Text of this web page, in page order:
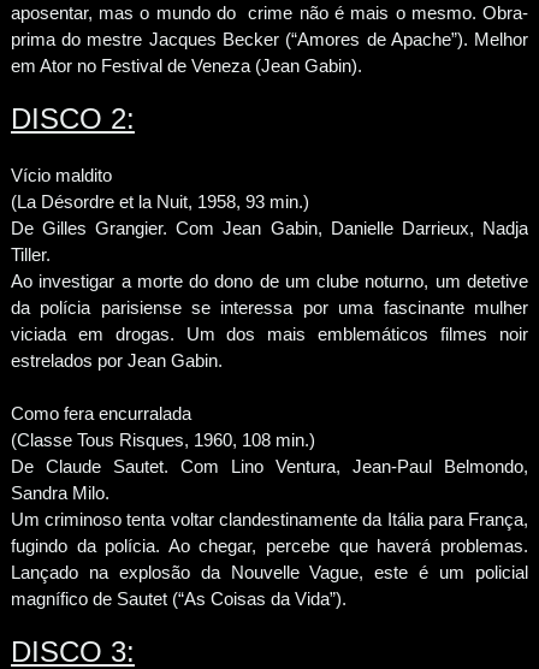
aposentar, mas o mundo do crime não é mais o mesmo. Obra-
prima do mestre Jacques Becker (“Amores de Apache”). Melhor
em Ator no Festival de Veneza (Jean Gabin).
DISCO 2:
Vício maldito
(La Désordre et la Nuit, 1958, 93 min.)
De Gilles Grangier. Com Jean Gabin, Danielle Darrieux, Nadja
Tiller.
Ao investigar a morte do dono de um clube noturno, um detetive
da polícia parisiense se interessa por uma fascinante mulher
viciada em drogas. Um dos mais emblemáticos filmes noir
estrelados por Jean Gabin.
Como fera encurralada
(Classe Tous Risques, 1960, 108 min.)
De Claude Sautet. Com Lino Ventura, Jean-Paul Belmondo,
Sandra Milo.
Um criminoso tenta voltar clandestinamente da Itália para França,
fugindo da polícia. Ao chegar, percebe que haverá problemas.
Lançado na explosão da Nouvelle Vague, este é um policial
magnífico de Sautet (“As Coisas da Vida”).
DISCO 3: